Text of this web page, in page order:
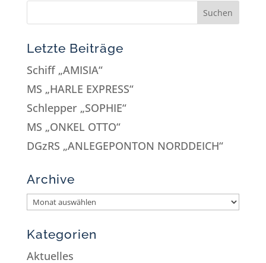
Letzte Beiträge
Schiff „AMISIA“
MS „HARLE EXPRESS“
Schlepper „SOPHIE“
MS „ONKEL OTTO“
DGzRS „ANLEGEPONTON NORDDEICH“
Archive
Kategorien
Aktuelles